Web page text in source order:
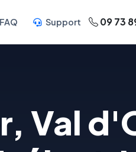
FAQ Support 09 73
Val